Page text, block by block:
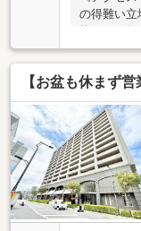
の得難い立
ス／ペット
DK＋
ラン■ 縦長
使いことも
イニング
LDKと約
ラン■ 10階
【お盆も休まず